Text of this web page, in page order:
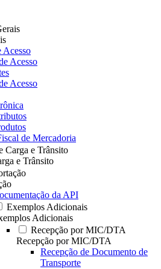
Acesso
Acesso
Acesso
de Mercadoria
Carga e Trânsito
e Trânsito
da API
Exemplos Adicionais
Adicionais
Recepção por MIC/DTA
Recepção por MIC/DTA
Recepção de Documento de
Transporte